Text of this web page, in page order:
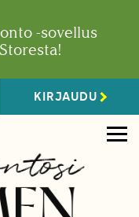
-sovellus
KIRJAUDU